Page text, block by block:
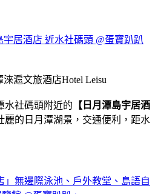
居酒店 近水社碼頭 @蛋寶趴趴
水社碼頭附近的 【日月潭島宇居酒
麗的日月潭湖景，交通便利，距水
」無邊際泳池、戶外教堂、島語自